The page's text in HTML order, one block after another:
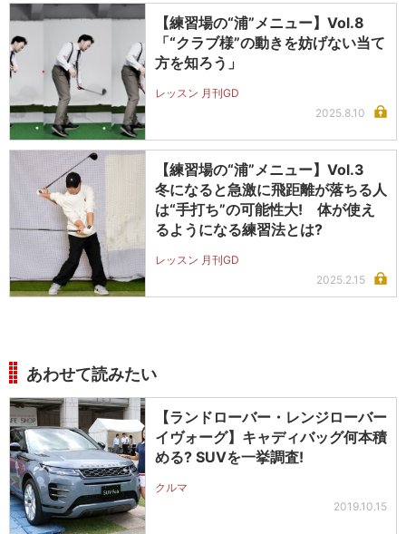
【練習場の“浦”メニュー】Vol.8
「“クラブ様”の動きを妨げない当て
方を知ろう」
レッスン 月刊GD
2025.8.10
【練習場の“浦”メニュー】Vol.3
冬になると急激に飛距離が落ちる人
は“手打ち”の可能性大! 体が使え
るようになる練習法とは?
レッスン 月刊GD
2025.2.15
あわせて読みたい
【ランドローバー・レンジローバー
イヴォーグ】キャディバッグ何本積
める? SUVを一挙調査!
クルマ
2019.10.15